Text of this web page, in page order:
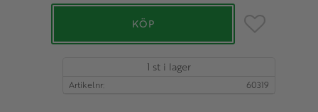
KÖP Lägg till i
1 st i lager
Artikelnr 60319